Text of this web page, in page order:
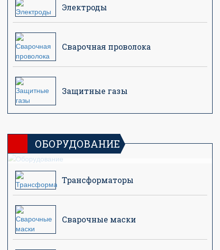
Электроды
Сварочная проволока
Защитные газы
ОБОРУДОВАНИЕ
Трансформаторы
Сварочные маски